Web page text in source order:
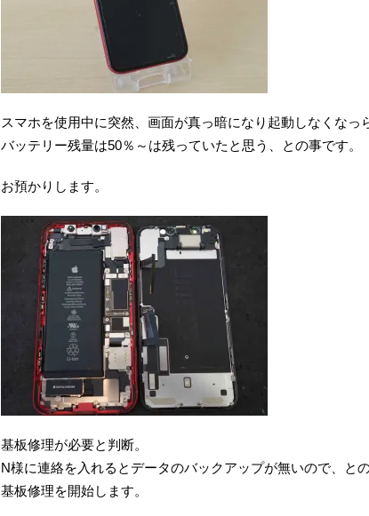
スマホを使用中に突然、画面が真っ暗になり起動しなくなっ
バッテリー残量は50％～は残っていたと思う、との事です。
お預かりします。
基板修理が必要と判断。
N様に連絡を入れるとデータのバックアップが無いので、との
基板修理を開始します。